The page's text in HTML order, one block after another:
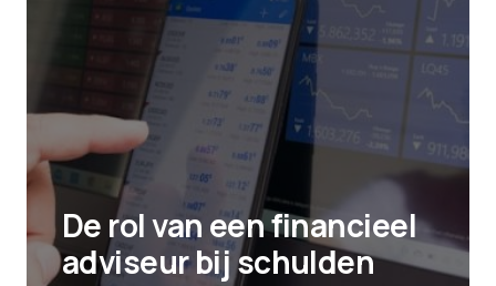
De rol van een financieel
adviseur bij schulden